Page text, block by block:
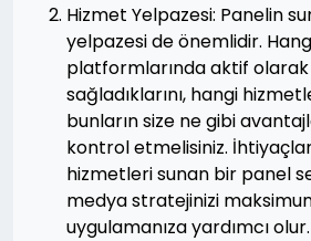
Hizmet Yelpazesi: Panelin
yelpazesi de önemlidir.
platformlarında aktif
sağladıklarını, hangi
bunların size ne gibi
kontrol etmelisiniz.
hizmetleri sunan bir panel
medya stratejinizi
uygulamanıza yardımcı olur.